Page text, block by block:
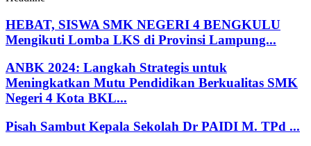
HEBAT, SISWA SMK NEGERI 4 BENGKULU
Mengikuti Lomba LKS di Provinsi Lampung...
ANBK 2024: Langkah Strategis untuk
Meningkatkan Mutu Pendidikan Berkualitas SMK
Negeri 4 Kota BKL...
Pisah Sambut Kepala Sekolah Dr PAIDI M. TPd ...